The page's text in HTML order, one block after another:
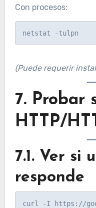
Con procesos:
(Puede requerir
7. Probar
HTTP/
7.1. Ver si
responde